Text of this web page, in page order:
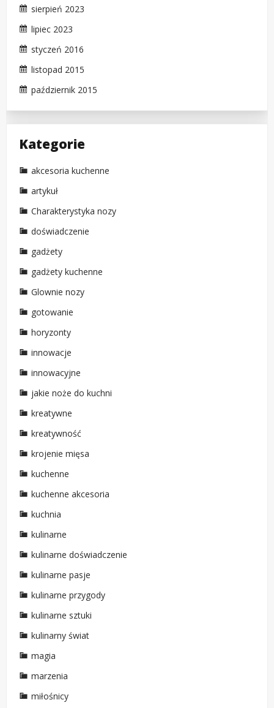
sierpień 2023
lipiec 2023
styczeń 2016
listopad 2015
październik 2015
Kategorie
akcesoria kuchenne
artykuł
Charakterystyka nozy
doświadczenie
gadżety
gadżety kuchenne
Glownie nozy
gotowanie
horyzonty
innowacje
innowacyjne
jakie noże do kuchni
kreatywne
kreatywność
krojenie mięsa
kuchenne
kuchenne akcesoria
kuchnia
kulinarne
kulinarne doświadczenie
kulinarne pasje
kulinarne przygody
kulinarne sztuki
kulinarny świat
magia
marzenia
miłośnicy